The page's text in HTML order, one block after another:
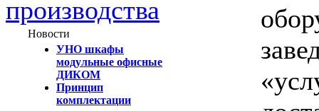
производства
Новости
УНО шкафы
модульные офисные
ДИКОМ
Принцип
комплектации